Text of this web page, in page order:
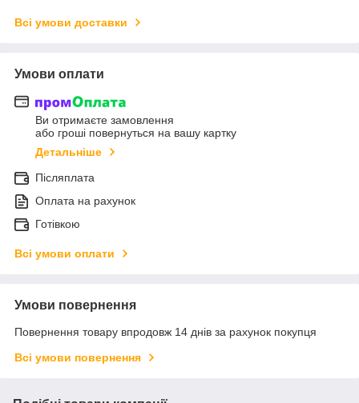
Всі умови доставки
Умови оплати
Ви отримаєте замовлення
або гроші повернуться на вашу картку
Детальніше
Післяплата
Оплата на рахунок
Готівкою
Всі умови оплати
Умови повернення
Повернення товару впродовж 14 днів за рахунок покупця
Всі умови повернення